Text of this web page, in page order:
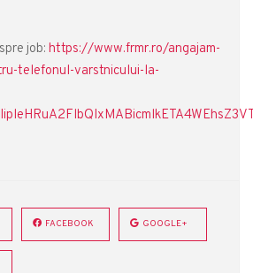
job: https://www.frmr.ro/angajam-
telefonul-varstnicului-la-
FACEBOOK GOOGLE+